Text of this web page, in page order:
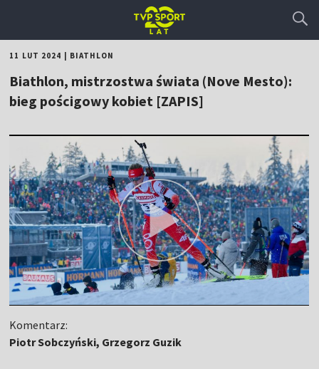
11 LUT 2024 BIATHLON
Biathlon, mistrzostwa świata (Nove Mesto):
bieg pościgowy kobiet [ZAPIS]
Komentarz:
Piotr Sobczyński, Grzegorz Guzik